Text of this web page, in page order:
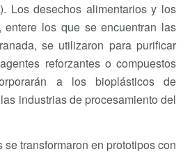
Los desechos alimentarios y los
entere los que se encuentran las
se utilizaron para purificar
reforzantes o compuestos
a los bioplásticos de
industrias de procesamiento del
transformaron en prototipos con